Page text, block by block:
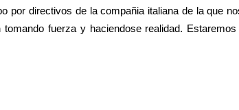
por directivos de la compañia italiana de la que
fuerza y haciendose realidad.